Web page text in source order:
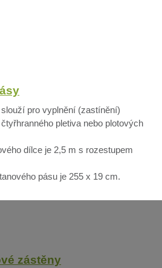
pro vyplnění (zastínění)
pletiva nebo plotových
dílce je 2,5 m s rozestupem
pásu je 255 x 19 cm.
zástěny